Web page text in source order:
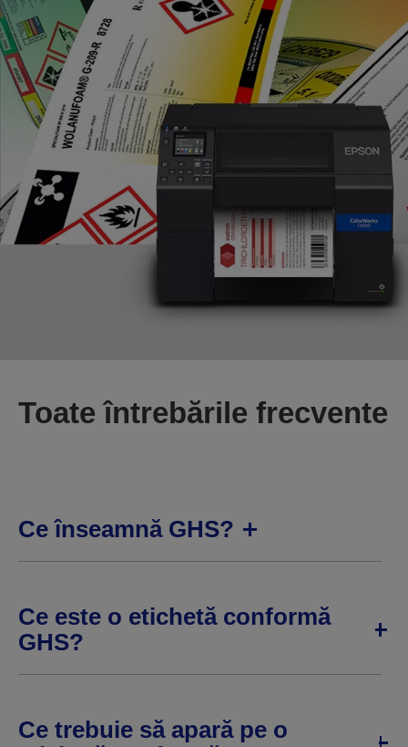
Toate întrebările frecvente
Ce înseamnă GHS?
Ce este o etichetă conformă
GHS?
Ce trebuie să apară pe o